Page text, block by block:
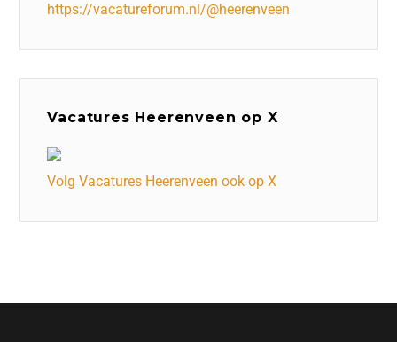
https://vacatureforum.nl/@heerenveen
Vacatures Heerenveen op X
Volg Vacatures Heerenveen ook op X